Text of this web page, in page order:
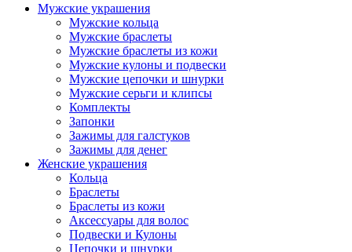
Мужские украшения
Мужские кольца
Мужские браслеты
Мужские браслеты из кожи
Мужские кулоны и подвески
Мужские цепочки и шнурки
Мужские серьги и клипсы
Комплекты
Запонки
Зажимы для галстуков
Зажимы для денег
Женские украшения
Кольца
Браслеты
Браслеты из кожи
Аксессуары для волос
Подвески и Кулоны
Цепочки и шнурки